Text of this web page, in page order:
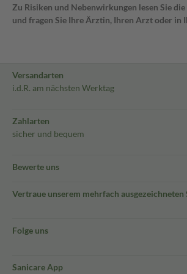
Zu Risiken und Nebenwirkungen lesen Sie
und fragen Sie Ihre Ärztin, Ihren Arzt oder in
Versandarten
i.d.R. am nächsten Werktag
Zahlarten
sicher und bequem
Bewerte uns
Vertraue unserem mehrfach ausgezeichneten
Folge uns
Sanicare App